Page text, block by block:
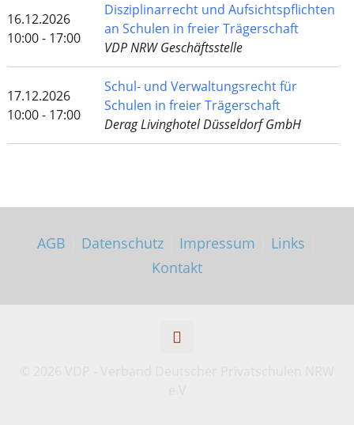
16.12.2026
10:00 - 17:00
Disziplinarrecht und Aufsichtspflichten
an Schulen in freier Trägerschaft
VDP NRW Geschäftsstelle
17.12.2026
10:00 - 17:00
Schul- und Verwaltungsrecht für
Schulen in freier Trägerschaft
Derag Livinghotel Düsseldorf GmbH
AGB Datenschutz Impressum Links
Kontakt